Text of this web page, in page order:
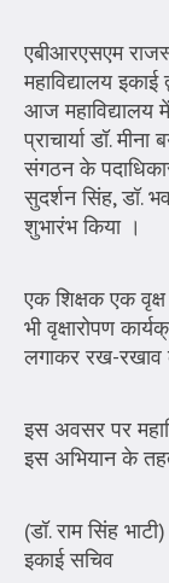
एबीआरएसएम
महाविद्यालय
आज महाविद्यालय
प्राचार्या डॉ.
संगठन के
सुदर्शन सिंह, डॉ.
शुभारंभ किया ।
एक शिक्षक एक
भी वृक्षारोपण
लगाकर रख-रखाव
इस अवसर पर
इस अभियान के
(डॉ. राम सिंह भाटी)
इकाई सचिव